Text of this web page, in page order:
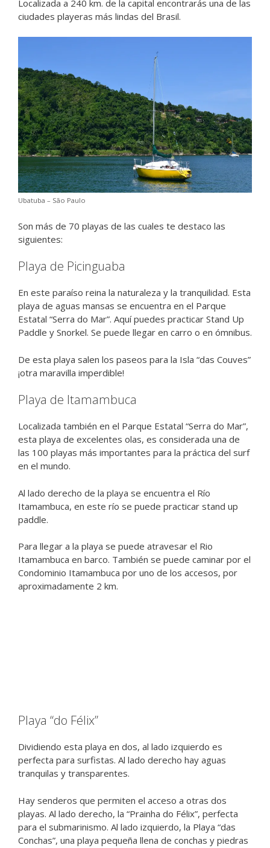
Localizada a 240 km. de la capital encontrarás una de las
ciudades playeras más lindas del Brasil.
Ubatuba – São Paulo
Son más de 70 playas de las cuales te destaco las
siguientes:
Playa de Picinguaba
En este paraíso reina la naturaleza y la tranquilidad. Esta
playa de aguas mansas se encuentra en el Parque
Estatal “Serra do Mar”. Aquí puedes practicar Stand Up
Paddle y Snorkel. Se puede llegar en carro o en ómnibus.
De esta playa salen los paseos para la Isla “das Couves”
¡otra maravilla imperdible!
Playa de Itamambuca
Localizada también en el Parque Estatal “Serra do Mar”,
esta playa de excelentes olas, es considerada una de
las 100 playas más importantes para la práctica del surf
en el mundo.
Al lado derecho de la playa se encuentra el Río
Itamambuca, en este río se puede practicar stand up
paddle.
Para llegar a la playa se puede atravesar el Rio
Itamambuca en barco. También se puede caminar por el
Condominio Itamambuca por uno de los accesos, por
aproximadamente 2 km.
Playa “do Félix”
Dividiendo esta playa en dos, al lado izquierdo es
perfecta para surfistas. Al lado derecho hay aguas
tranquilas y transparentes.
Hay senderos que permiten el acceso a otras dos
playas. Al lado derecho, la “Prainha do Félix”, perfecta
para el submarinismo. Al lado izquierdo, la Playa “das
Conchas”, una playa pequeña llena de conchas y piedras